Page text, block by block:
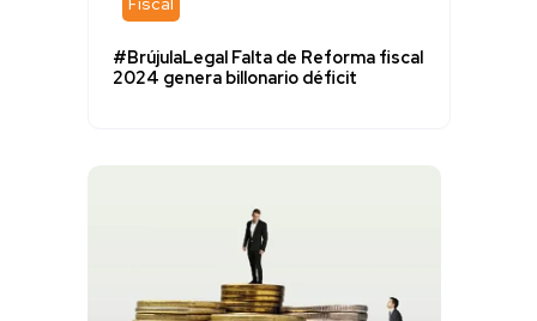
#BrújulaLegal Falta de Reforma fiscal
2024 genera billonario déficit